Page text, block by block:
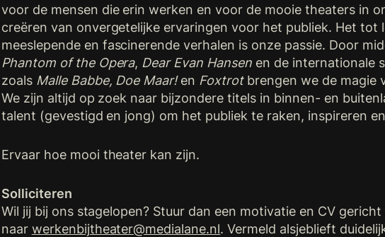
voor de mensen die erin werken en voor de mooie theaters in
creëren van onvergetelijke ervaringen voor het publiek. Het tot
meeslepende en fascinerende verhalen is onze passie. Door
Phantom of the Opera, Dear Evan Hansen en de internationale
zoals Malle Babbe, Doe Maar!en Foxtrot brengen we de magie
We zijn altijd op zoek naar bijzondere titels in binnen- en
talent (gevestigd en jong) om het publiek te raken, inspireren
Ervaar hoe mooi theater kan zijn.
Solliciteren
Wil jij bij ons stagelopen? Stuur dan een motivatie en CV gericht
naar werkenbijtheater@medialane.nl. Vermeld alsjeblieft